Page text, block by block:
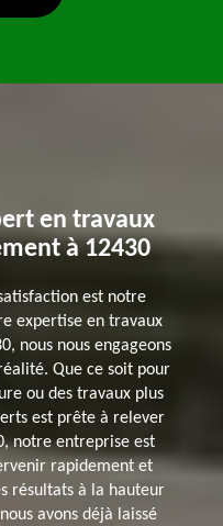
en travaux
à 12430
est notre
expertise en travaux
nous nous engageons
Que ce soit pour
ou des travaux plus
est prête à relever
notre entreprise est
rapidement et
résultats à la hauteur
avons déjà laissé